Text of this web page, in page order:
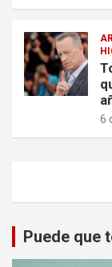
6
Puede que